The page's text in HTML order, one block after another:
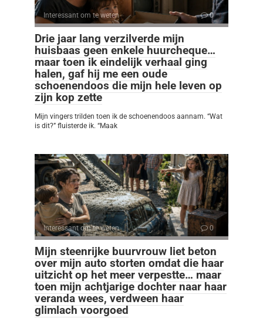
Interessant om te weten 0
Drie jaar lang verzilverde mijn
huisbaas geen enkele huurcheque…
maar toen ik eindelijk verhaal ging
halen, gaf hij me een oude
schoenendoos die mijn hele leven op
zijn kop zette
Mijn vingers trilden toen ik de schoenendoos aannam. “Wat
is dit?” fluisterde ik. “Maak
Interessant om te weten 0
Mijn steenrijke buurvrouw liet beton
over mijn auto storten omdat die haar
uitzicht op het meer verpestte… maar
toen mijn achtjarige dochter naar haar
veranda wees, verdween haar
glimlach voorgoed